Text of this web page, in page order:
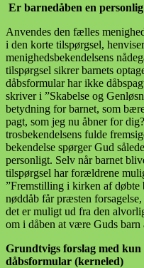
Er barnedåben en personlig
Anvendes den fælles
i den korte tilspørgsel,
menighedsbekendelsens
tilspørgsel sikrer barnets
dåbsformular har ikke
skriver i ”Skabelse og
betydning for barnet, som
pagt, som jeg nu åbner for
trosbekendelsens fulde
bekendelse spørger Gud
personligt. Selv når barnet
tilspørgsel har forældrene
”Fremstilling i kirken af
nøddåb får præsten
det er muligt ud fra den
om i dåben at være Guds
Grundtvigs forslag med
dåbsformular (kerneled)